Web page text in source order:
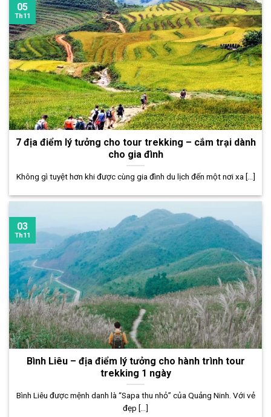
7 địa điểm lý tưởng cho tour trekking – cắm trại dành
cho gia đình
Không gì tuyệt hơn khi được cùng gia đình du lịch đến một nơi xa [...]
05
Th11
Bình Liêu – địa điểm lý tưởng cho hành trình tour
trekking 1 ngày
Bình Liêu được mệnh danh là “Sapa thu nhỏ” của Quảng Ninh. Với vẻ
đẹp [...]
03
Th11